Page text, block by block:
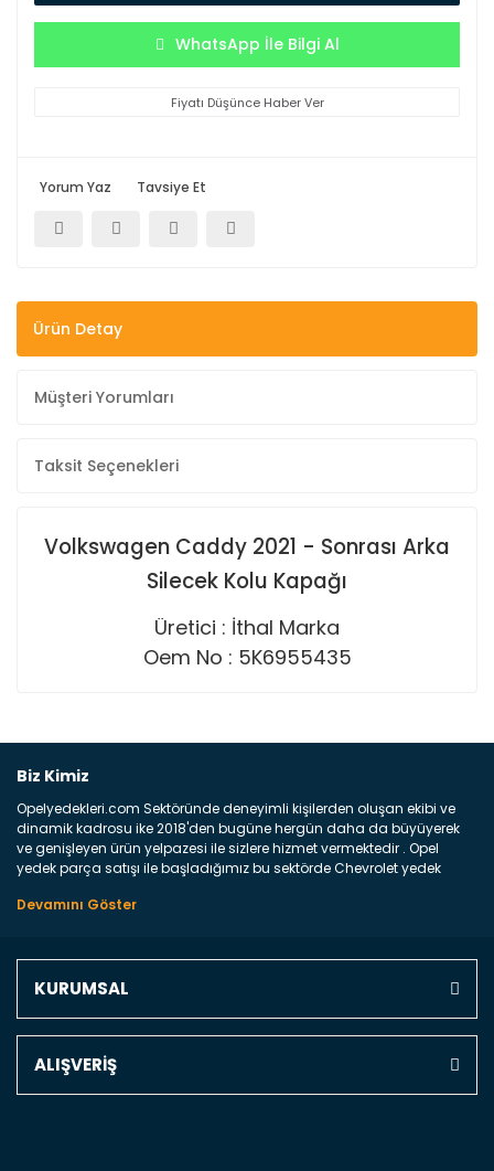
WhatsApp İle Bilgi Al
Fiyatı Düşünce Haber Ver
Yorum Yaz Tavsiye Et
Ürün Detay
Müşteri Yorumları
Taksit Seçenekleri
Volkswagen Caddy 2021 - Sonrası Arka
Silecek Kolu Kapağı
Üretici : İthal Marka
Oem No : 5K6955435
Yorum Yaz
Biz Kimiz
Opelyedekleri.com Sektöründe deneyimli kişilerden oluşan ekibi ve
dinamik kadrosu ike 2018'den bugüne hergün daha da büyüyerek
ve genişleyen ürün yelpazesi ile sizlere hizmet vermektedir . Opel
yedek parça satışı ile başladığımız bu sektörde Chevrolet yedek
marka araçların ve FCA Grubun Fiat ve Alfa Romeo yedek parça
Türkiyenin 4 bir yanına ve uluslarası dünyanın dört bir yanına
parça gelebilir ancak bunları biraz toparlarsak aşağıda belirttiğimiz
KURUMSAL
ALIŞVERİŞ